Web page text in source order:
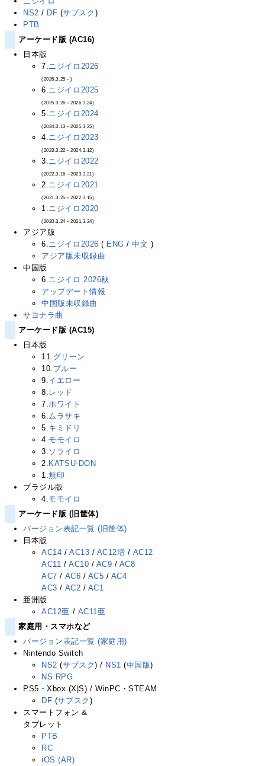
NS2 / DF (サブスク )
PTB
アーケード版 (AC16)
日本版
7. ニジイロ2026
(2026.3.25～)
6. ニジイロ2025
(2025.3.26～2026.3.24)
5. ニジイロ2024
(2024.3.13～2025.3.25)
4. ニジイロ2023
(2023.3.22～2024.3.12)
3. ニジイロ2022
(2022.3.16～2023.3.21)
2. ニジイロ2021
(2021.3.25～2022.3.15)
1. ニジイロ2020
(2020.3.24～2021.3.24)
アジア版
6. ニジイロ2026 ( ENG /中文 )
アジア版未収録曲
中国版
6. ニジイロ 2026秋
アップデート情報
中国版未収録曲
サヨナラ曲
アーケード版 (AC15)
日本版
11. グリーン
10. ブルー
9. イエロー
8. レッド
7. ホワイト
6. ムラサキ
5. キミドリ
4. モモイロ
3. ソライロ
2. KATSU-DON
1.無印
ブラジル版
4. モモイロ
アーケード版 (旧筐体)
バージョン表記一覧 (旧筐体)
日本版
AC14 /AC13 / AC12増 / AC12
AC11 /AC10 / AC9 / AC8
AC7 / AC6 / AC5 / AC4
AC3 / AC2 / AC1
亜洲版
AC12亜 / AC11亜
家庭用・スマホなど
バージョン表記一覧 (家庭用)
Nintendo Switch
NS2 (サブスク) / NS1 (中国版)
NS RPG
PS5・Xbox (X|S) / WinPC・STEAM
DF (サブスク )
スマートフォン &
タブレット
PTB
RC
iOS (AR)